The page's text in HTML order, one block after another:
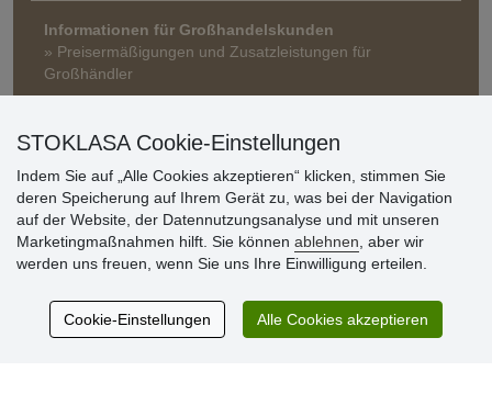
Informationen für Großhandelskunden
» Preisermäßigungen und Zusatzleistungen für
Großhändler
Kundenbewertung
Sehr schöne Ware zu günstigen Preisen. Sehr
STOKLASA Cookie-Einstellungen
Indem Sie auf „Alle Cookies akzeptieren“ klicken, stimmen Sie
deren Speicherung auf Ihrem Gerät zu, was bei der Navigation
auf der Website, der Datennutzungsanalyse und mit unseren
Marketingmaßnahmen hilft. Sie können ablehnen , aber wir
werden uns freuen, wenn Sie uns Ihre Einwilligung erteilen.
Cookie-Einstellungen Alle Cookies akzeptieren